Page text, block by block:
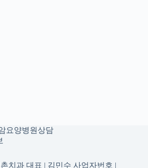
요양병원상담
치과 대표 | 김민수 사업자번호 |